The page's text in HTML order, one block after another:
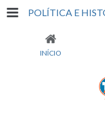
POLÍTICA E
INÍCIO